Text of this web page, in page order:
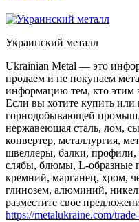
Украинский металл
Ukrainian Metal — это
продаем и не покупаем
информацию тем, кто этим
Если вы хотите купить
горнодобывающей
нержавеющая сталь, лом,
конвертер, металлургия,
швеллеры, балки,
слябы, блюмы, L-образные
кремний, марганец, хром,
глинозем, алюминий,
разместите свое
https://metalukraine.com/